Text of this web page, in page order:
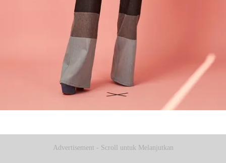
Advertisement - Scroll untuk Melanjutkan